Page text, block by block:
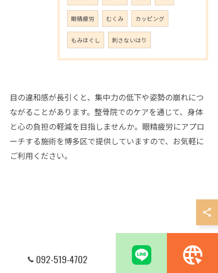
眼精疲労 むくみ カッピング
もみほぐし 刺さないはり
目の違和感が長引くと、集中力の低下や姿勢の崩れにつ
ながることがあります。整骨院でのケアを通じて、身体
と心の負担の軽減を目指しませんか。眼精疲労にアプロ
ーチする施術を博多区で提供していますので、お気軽に
ご利用ください。
092-519-4702